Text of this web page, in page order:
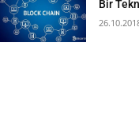
Bir